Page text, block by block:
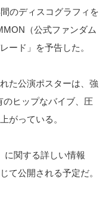
のディスコグラフィを
（公式ファンダム
ード」を予告した。
た公演ポスターは、強
ヒップなバイブ、圧
がっている。
に関する詳しい情報
て公開される予定だ。